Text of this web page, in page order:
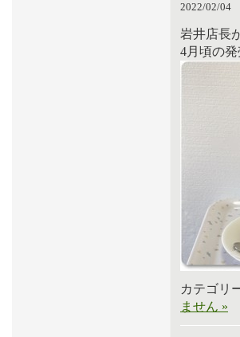
2022/02/04
岩井店長
4月頃の
カテゴリ
ません »